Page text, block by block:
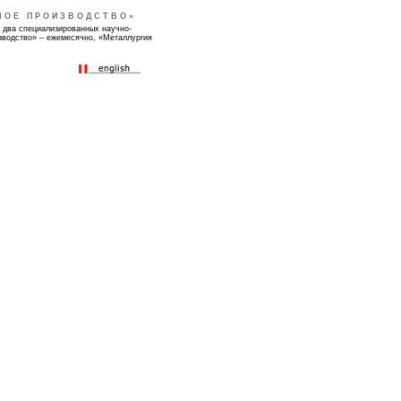
ПРОИЗВОДСТВО»
специализированных научно-
– ежемесячно, «Металлургия